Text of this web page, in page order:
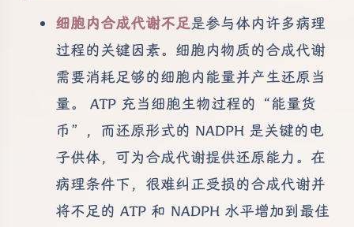
细胞内合成代谢不足是参与体内许多病理
过程的关键因素。细胞内物质的合成代谢
需要消耗足够的细胞内能量并产生还原当
量。 ATP 充当细胞生物过程的“能量货
币”，而还原形式的 NADPH 是关键的电
子供体，可为合成代谢提供还原能力。在
病理条件下，很难纠正受损的合成代谢并
将不足的 ATP 和 NADPH 水平增加到最佳